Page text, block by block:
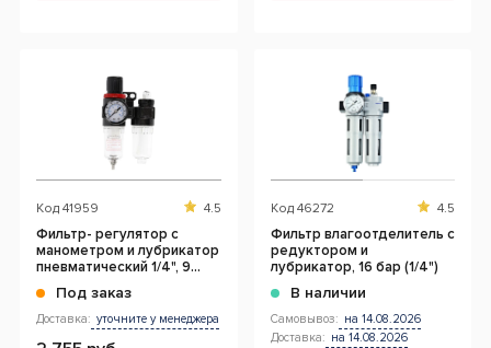
Код 41959 4.5
Фильтр- регулятор с
манометром и лубрикатор
пневматический 1/4", 9
Под заказ
Доставка: уточните у менеджера
Код 46272 4.5
Фильтр влагоотделитель с
редуктором и
лубрикатор, 16 бар (1/4")
В наличии
Самовывоз: на 14.08.2026
Доставка: на 14.08.2026